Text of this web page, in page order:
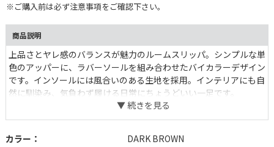
※ご購入前は必ず注意事項をご確認下さい。
商品説明
上品さとヤレ感のバランスが魅力のルームスリッパ。シンプルな単
色のアッパーに、ラバーソールを組み合わせたバイカラーデザイン
です。インソールには風合いのある生地を採用。インテリアにも自
然に馴染み、気負わず履ける日常にちょうどいい一足です。
カラー：
DARK BROWN